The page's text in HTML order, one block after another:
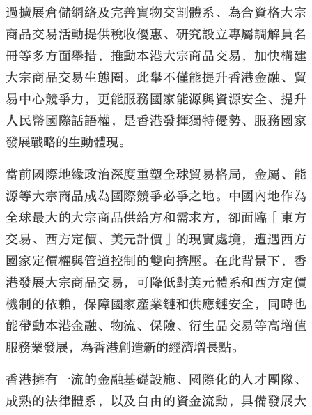
過擴展倉儲網絡及完善實物交割體系、為合資格大宗
商品交易活動提供稅收優惠、研究設立專屬調解員名
冊等多方面舉措，推動本港大宗商品交易，加快構建
大宗商品交易生態圈。此舉不僅能提升香港金融、貿
易中心競爭力，更能服務國家能源與資源安全、提升
人民幣國際話語權，是香港發揮獨特優勢、服務國家
發展戰略的生動體現。
當前國際地緣政治深度重塑全球貿易格局，金屬、能
源等大宗商品成為國際競爭必爭之地。中國內地作為
全球最大的大宗商品供給方和需求方，卻面臨「東方
交易、西方定價、美元計價」的現實處境，遭遇西方
國家定價權與管道控制的雙向擠壓。在此背景下，香
港發展大宗商品交易，可降低對美元體系和西方定價
機制的依賴，保障國家產業鏈和供應鏈安全，同時也
能帶動本港金融、物流、保險、衍生品交易等高增值
服務業發展，為香港創造新的經濟增長點。
香港擁有一流的金融基礎設施、國際化的人才團隊、
成熟的法律體系，以及自由的資金流動，具備發展大